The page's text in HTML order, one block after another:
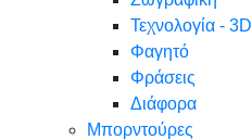
Τεχνολογία - 3D
Φαγητό
Φράσεις
Διάφορα
Μπορντούρες